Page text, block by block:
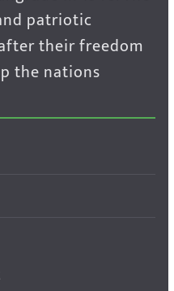
patriotic
their freedom
the nations